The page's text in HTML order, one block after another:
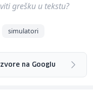
grešku u tekstu?
simulatori
na Googlu